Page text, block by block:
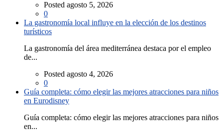
Posted agosto 5, 2026
0
La gastronomía local influye en la elección de los destinos
turísticos
La gastronomía del área mediterránea destaca por el empleo
de...
Posted agosto 4, 2026
0
Guía completa: cómo elegir las mejores atracciones para niños
en Eurodisney
Guía completa: cómo elegir las mejores atracciones para niños
en...